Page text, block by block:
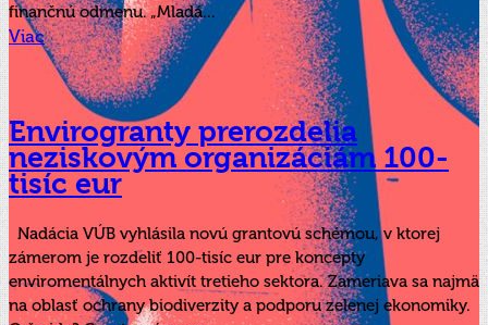
finančnú odmenu. „Mladá...
Viac
Envirogranty prerozdelia
neziskovým organizáciám 100-
tisíc eur
Nadácia VÚB vyhlásila novú grantovú schémou, v ktorej
zámerom je rozdeliť 100-tisíc eur pre koncepty
enviromentálnych aktivít tretieho sektora. Zameriava sa najmä
na oblasť ochrany biodiverzity a podporu zelenej ekonomiky.